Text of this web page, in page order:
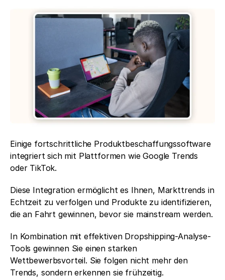
Einige fortschrittliche Produktbeschaffungssoftware
integriert sich mit Plattformen wie Google Trends
oder TikTok.
Diese Integration ermöglicht es Ihnen, Markttrends in
Echtzeit zu verfolgen und Produkte zu identifizieren,
die an Fahrt gewinnen, bevor sie mainstream werden.
In Kombination mit effektiven Dropshipping-Analyse-
Tools gewinnen Sie einen starken
Wettbewerbsvorteil. Sie folgen nicht mehr den
Trends, sondern erkennen sie frühzeitig.